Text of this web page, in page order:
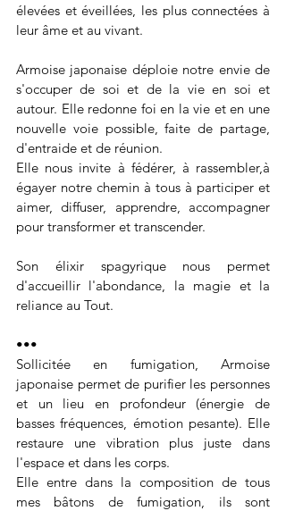
élevées et éveillées, les plus connectées à
leur âme et au vivant.
Armoise japonaise déploie notre envie de
s'occuper de soi et de la vie en soi et
autour. Elle redonne foi en la vie et en une
nouvelle voie possible, faite de partage,
d'entraide et de réunion.
Elle nous invite à fédérer, à rassembler,à
égayer notre chemin à tous à participer et
aimer, diffuser, apprendre, accompagner
pour transformer et transcender.
Son élixir spagyrique nous permet
d'accueillir l'abondance, la magie et la
reliance au Tout.
•••
Sollicitée en fumigation, Armoise
japonaise permet de purifier les personnes
et un lieu en profondeur (énergie de
basses fréquences, émotion pesante). Elle
restaure une vibration plus juste dans
l'espace et dans les corps.
Elle entre dans la composition de tous
mes bâtons de fumigation, ils sont